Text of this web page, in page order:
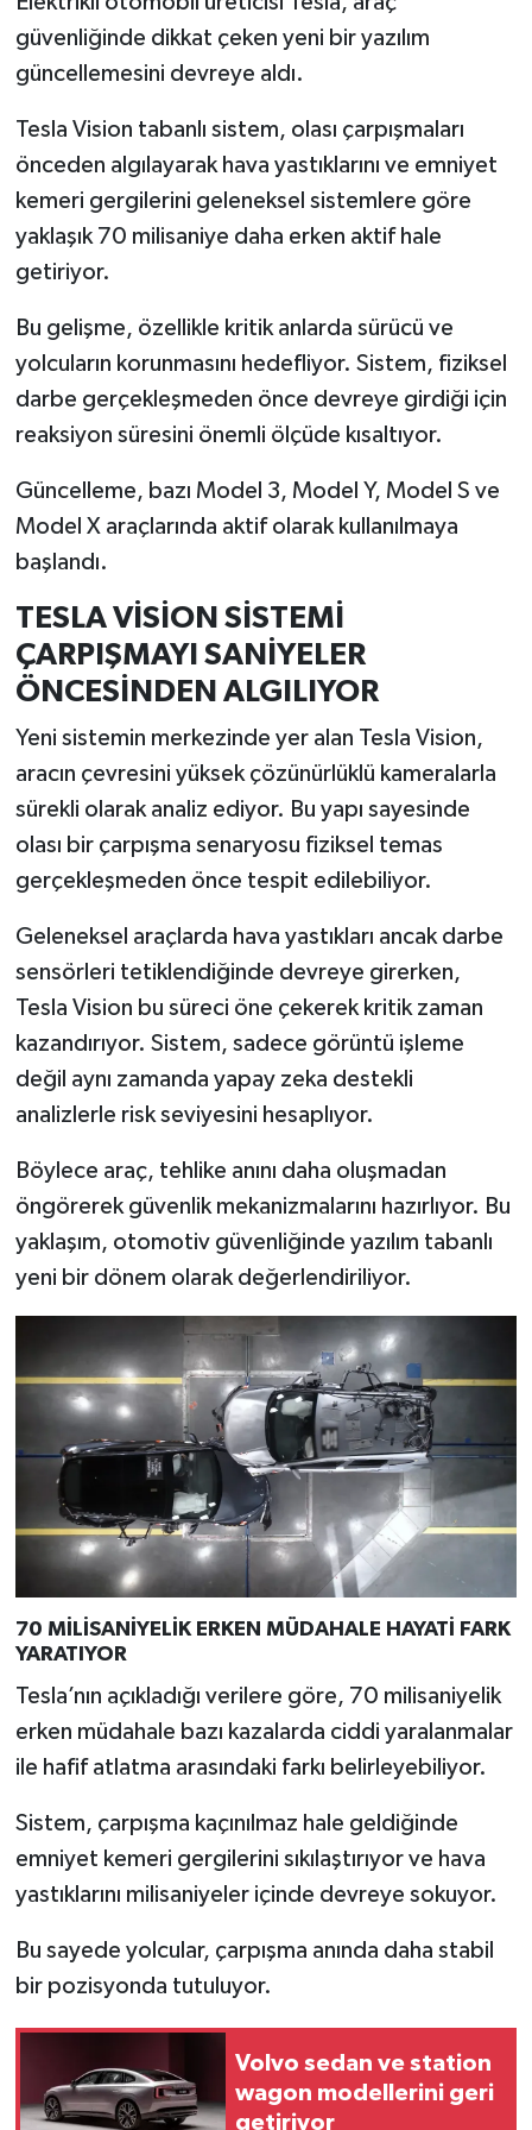
güvenliğinde dikkat çeken yeni bir yazılım
güncellemesini devreye aldı.
Tesla Vision tabanlı sistem, olası çarpışmaları
önceden algılayarak hava yastıklarını ve emniyet
kemeri gergilerini geleneksel sistemlere göre
yaklaşık 70 milisaniye daha erken aktif hale
getiriyor.
Bu gelişme, özellikle kritik anlarda sürücü ve
yolcuların korunmasını hedefliyor. Sistem, fiziksel
darbe gerçekleşmeden önce devreye girdiği için
reaksiyon süresini önemli ölçüde kısaltıyor.
Güncelleme, bazı Model 3, Model Y, Model S ve
Model X araçlarında aktif olarak kullanılmaya
başlandı.
TESLA VİSİON SİSTEMİ
ÇARPIŞMAYI SANİYELER
ÖNCESİNDEN ALGILIYOR
Yeni sistemin merkezinde yer alan Tesla Vision,
aracın çevresini yüksek çözünürlüklü kameralarla
sürekli olarak analiz ediyor. Bu yapı sayesinde
olası bir çarpışma senaryosu fiziksel temas
gerçekleşmeden önce tespit edilebiliyor.
Geleneksel araçlarda hava yastıkları ancak darbe
sensörleri tetiklendiğinde devreye girerken,
Tesla Vision bu süreci öne çekerek kritik zaman
kazandırıyor. Sistem, sadece görüntü işleme
değil aynı zamanda yapay zeka destekli
analizlerle risk seviyesini hesaplıyor.
Böylece araç, tehlike anını daha oluşmadan
öngörerek güvenlik mekanizmalarını hazırlıyor. Bu
yaklaşım, otomotiv güvenliğinde yazılım tabanlı
yeni bir dönem olarak değerlendiriliyor.
70 MİLİSANİYELİK ERKEN MÜDAHALE HAYATİ FARK
YARATIYOR
Tesla’nın açıkladığı verilere göre, 70 milisaniyelik
erken müdahale bazı kazalarda ciddi yaralanmalar
ile hafif atlatma arasındaki farkı belirleyebiliyor.
Sistem, çarpışma kaçınılmaz hale geldiğinde
emniyet kemeri gergilerini sıkılaştırıyor ve hava
yastıklarını milisaniyeler içinde devreye sokuyor.
Bu sayede yolcular, çarpışma anında daha stabil
bir pozisyonda tutuluyor.
Volvo sedan ve station
wagon modellerini geri
getiriyor
İlçeler
Köşe Yazıları
Kültür Sanat
Kütahya
Otomobil
Politika
Resmi İlan
Rüya Tabirleri
Sağlık
Simav
Siyaset
Tavşanlı
Türkiye
Yaşam
Yemek Tarifleri